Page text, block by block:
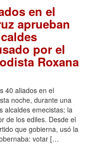
en el
aprueban
por el
Roxana
40 aliados en el
noche, durante una
alcaldes emecistas; la
de los ediles. Desde el
que gobierna, usó la
votar […